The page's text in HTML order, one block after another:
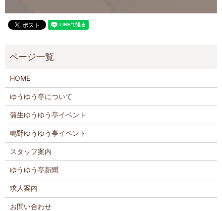
HOME
ゆうゆう亭について
蒲生ゆうゆう亭イベント
鴫野ゆうゆう亭イベント
スタッフ案内
ゆうゆう亭新聞
求人案内
お問い合わせ